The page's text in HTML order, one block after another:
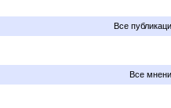
Все
Все